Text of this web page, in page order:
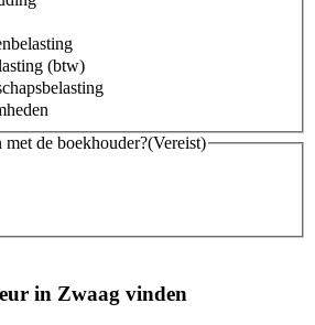
(btw)
de boekhouder?(Vereist)
in Zwaag vinden